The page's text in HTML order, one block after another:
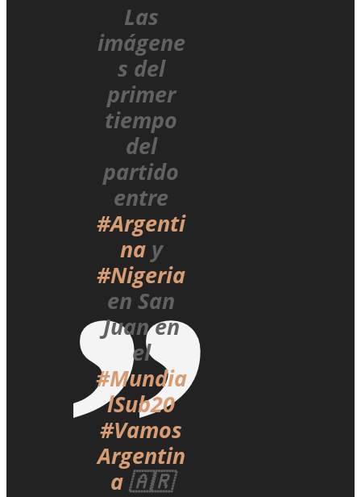
Las
imágene
s del
primer
tiempo
del
partido
entre
#Argenti
nay
#Nigeria
en San
Juan en
el
#Mundia
lSub20
#Vamos
Argentin
a🇦🇷